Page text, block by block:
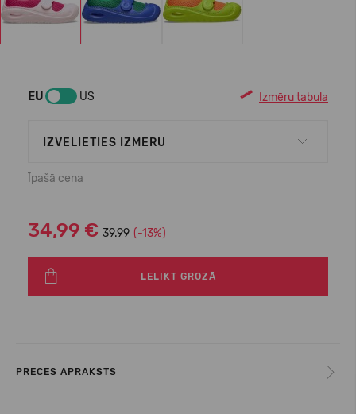
EU US Izmēru tabula
IZVĒLIETIES IZMĒRU
Īpašā cena
34,99 € 39.99 (-13%)
LELIKT GROZĀ
PRECES APRAKSTS